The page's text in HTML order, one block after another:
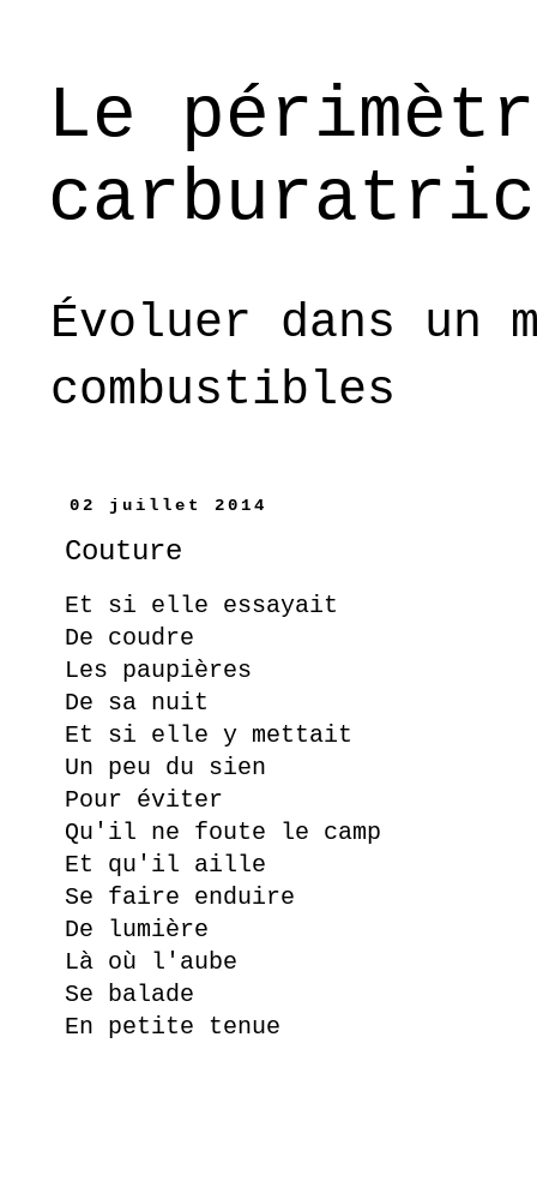
Le
Évoluer dans un
combustibles
02 juillet 2014
Couture
Et si elle essayait
De coudre
Les paupières
De sa nuit
Et si elle y mettait
Un peu du sien
Pour éviter
Qu'il ne foute le camp
Et qu'il aille
Se faire enduire
De lumière
Là où l'aube
Se balade
En petite tenue